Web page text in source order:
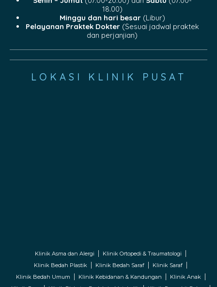
18.00)
Minggu dan hari besar(Libur)
Pelayanan Praktek Dokter(Sesuai jadwal praktek
dan perjanjian)
LOKASI KLINIK PUSAT
Klinik Asma dan Alergi
Klinik Ortopedi & Traumatologi
Klinik Bedah Plastik
Klinik Bedah Saraf
Klinik Saraf
Klinik Bedah Umum
Klinik Kebidanan & Kandungan
Klinik Anak